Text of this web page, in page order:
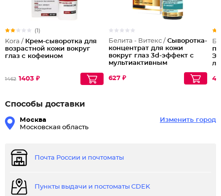
(1)
Kora / Крем-сыворотка для
возрастной кожи вокруг
глаз с кофеином
1462 1403 ₽
Белита - Витекс / Сыворотка-
концентрат для кожи
вокруг глаз 3d-эффект с
мультиактивным
627 ₽
Способы доставки
Москва
Московская область
Изменить город
Почта России и почтоматы
Пункты выдачи и постоматы CDEK